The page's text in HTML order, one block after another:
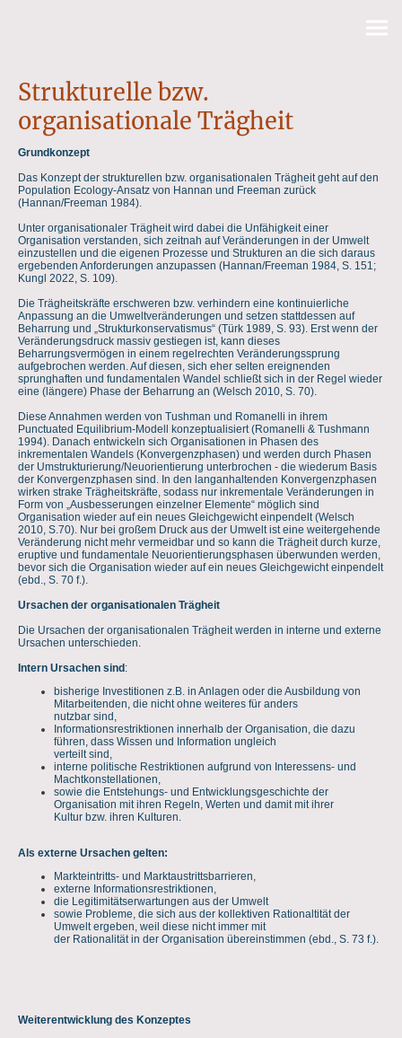
Strukturelle bzw.
organisationale Trägheit
Grundkonzept
Das Konzept der strukturellen bzw. organisationalen Trägheit geht auf den
Population Ecology-Ansatz von Hannan und Freeman zurück
(Hannan/Freeman 1984).
Unter organisationaler Trägheit wird dabei die Unfähigkeit einer
Organisation verstanden, sich zeitnah auf Veränderungen in der Umwelt
einzustellen und die eigenen Prozesse und Strukturen an die sich daraus
ergebenden Anforderungen anzupassen (Hannan/Freeman 1984, S. 151;
Kungl 2022, S. 109).
Die Trägheitskräfte erschweren bzw. verhindern eine kontinuierliche
Anpassung an die Umweltveränderungen und setzen stattdessen auf
Beharrung und „Strukturkonservatismus“ (Türk 1989, S. 93). Erst wenn der
Veränderungsdruck massiv gestiegen ist, kann dieses
Beharrungsvermögen in einem regelrechten Veränderungssprung
aufgebrochen werden. Auf diesen, sich eher selten ereignenden
sprunghaften und fundamentalen Wandel schließt sich in der Regel wieder
eine (längere) Phase der Beharrung an (Welsch 2010, S. 70).
Diese Annahmen werden von Tushman und Romanelli in ihrem
Punctuated Equilibrium-Modell konzeptualisiert (Romanelli & Tushmann
1994). Danach entwickeln sich Organisationen in Phasen des
inkrementalen Wandels (Konvergenzphasen) und werden durch Phasen
der Umstrukturierung/Neuorientierung unterbrochen - die wiederum Basis
der Konvergenzphasen sind. In den langanhaltenden Konvergenzphasen
wirken strake Trägheitskräfte, sodass nur inkrementale Veränderungen in
Form von „Ausbesserungen einzelner Elemente“ möglich sind
Organisation wieder auf ein neues Gleichgewicht einpendelt (Welsch
2010, S.70). Nur bei großem Druck aus der Umwelt ist eine weitergehende
Veränderung nicht mehr vermeidbar und so kann die Trägheit durch kurze,
eruptive und fundamentale Neuorientierungsphasen überwunden werden,
bevor sich die Organisation wieder auf ein neues Gleichgewicht einpendelt
(ebd., S. 70 f.).
Ursachen der organisationalen Trägheit
Die Ursachen der organisationalen Trägheit werden in interne und externe
Ursachen unterschieden.
Intern Ursachen sind:
bisherige Investitionen z.B. in Anlagen oder die Ausbildung von
Mitarbeitenden, die nicht ohne weiteres für anders
nutzbar sind,
Informationsrestriktionen innerhalb der Organisation, die dazu
führen, dass Wissen und Information ungleich
verteilt sind,
interne politische Restriktionen aufgrund von Interessens- und
Machtkonstellationen,
sowie die Entstehungs- und Entwicklungsgeschichte der
Organisation mit ihren Regeln, Werten und damit mit ihrer
Kultur bzw. ihren Kulturen.
Als externe Ursachen gelten:
Markteintritts- und Marktaustrittsbarrieren,
externe Informationsrestriktionen,
die Legitimitätserwartungen aus der Umwelt
sowie Probleme, die sich aus der kollektiven Rationaltität der
Umwelt ergeben, weil diese nicht immer mit
der Rationalität in der Organisation übereinstimmen (ebd., S. 73 f.).
Weiterentwicklung des Konzeptes